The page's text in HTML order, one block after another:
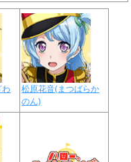
わ
松原花音(まつばらか
のん)